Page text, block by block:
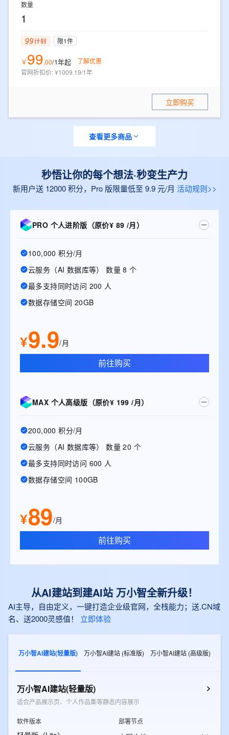
数量
1
限1件
￥99.00/1年起
了解优惠
官网折扣价:¥1009.19/1年
立即购买
查看更多商品
秒悟让你的每个想法·秒变生产力
新用户送 12000 积分，Pro 版限量低至 9.9 元/月 活动规则>>
PRO 个人进阶版（原价¥ 89 /月）
100,000 积分/月
云服务（AI 数据库等） 数量 8 个
最多支持同时访问 200 人
数据存储空间 20GB
¥9.9/月
前往购买
MAX 个人高级版（原价¥ 199 /月）
200,000 积分/月
云服务（AI 数据库等） 数量 20 个
最多支持同时访问 600 人
数据存储空间 100GB
¥89/月
前往购买
从AI建站到建AI站 万小智全新升级！
AI主导，自由定义，一键打造企业级官网，全栈能力；送.CN域
名、送2000灵感值！
立即体验
万小智AI建站(轻量版) 万小智AI建站 (标准版) 万小智AI建站 (高级版)
万小智AI建站(轻量版)
适合产品展示页、个人作品集等静态内容展示
软件版本 部署节点